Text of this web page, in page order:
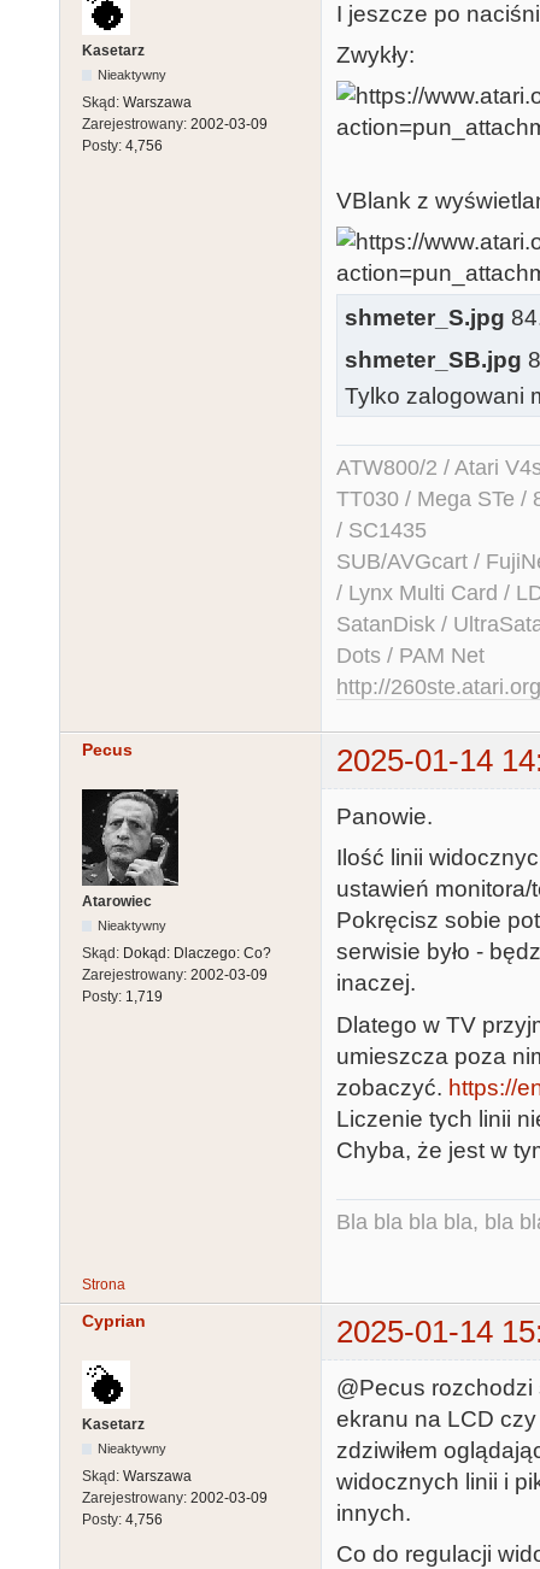
Kasetarz
Nieaktywny
Skąd: Warszawa
Zarejestrowany: 2002-03-09
Posty: 4,756
I jeszcze po
Zwykły:
VBlank z
shmeter_S.jpg
shmeter_SB.jpg
Tylko zalogowani
ATW800/2 / Atari
TT030 / Mega STe /
/ SC1435
SUB/AVGcart /
/ Lynx Multi Card /
SatanDisk /
Dots / PAM Net
http://260ste.atari.org
Pecus 2025-01-14
Atarowiec
Nieaktywny
Skąd: Dokąd: Dlaczego: Co?
Zarejestrowany: 2002-03-09
Posty: 1,719
Panowie.
Ilość linii
ustawień monitora/
Pokręcisz sobie
serwisie było -
inaczej.
Dlatego w TV
umieszcza poza
zobaczyć. https://
Liczenie tych linii
Chyba, że jest w
Bla bla bla bla, bla
Strona
Cyprian 2025-01-14
Kasetarz
Nieaktywny
Skąd: Warszawa
Zarejestrowany: 2002-03-09
Posty: 4,756
@Pecus
ekranu na LCD
zdziwiłem
widocznych linii i
innych.
Co do regulacji